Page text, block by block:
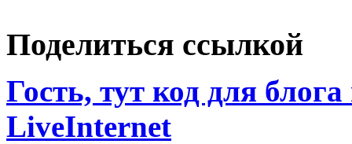
Поделиться ссылкой
Гость, тут код для
LiveInternet